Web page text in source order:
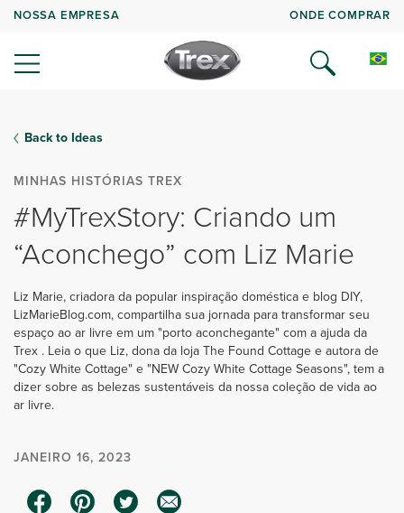
NOSSA EMPRESA ONDE COMPRAR
Back to Ideas
MINHAS HISTÓRIAS TREX
#MyTrexStory: Criando um
“Aconchego” com Liz Marie
Liz Marie, criadora da popular inspiração doméstica e blog DIY,
LizMarieBlog.com, compartilha sua jornada para transformar seu
espaço ao ar livre em um "porto aconchegante" com a ajuda da
Trex . Leia o que Liz, dona da loja The Found Cottage e autora de
"Cozy White Cottage" e "NEW Cozy White Cottage Seasons", tem a
dizer sobre as belezas sustentáveis da nossa coleção de vida ao
ar livre.
JANEIRO 16, 2023